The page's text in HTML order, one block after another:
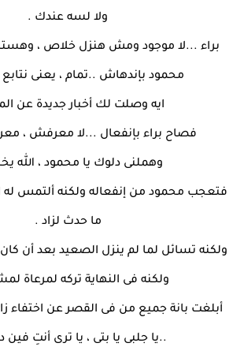
ولا لسه عندك .
براء ...لا موجود ومش هنزل خلاص ،
محمود بإندهاش ..تمام ، يعنى نتابع
ايه وصلت لك أخبار جديدة عن
فصاح براء بإنفعال ...لا معرفش ،
وهملنى دلوك يا محمود ، الله
فتعجب محمود من إنفعاله ولكنه ألتمس له
ما حدث لزاد .
ولكنه تسائل لما لم ينزل الصعيد بعد أن
ولكنه فى النهاية تركه لمرعاة
أبلغت بانة جميع من فى القصر عن اختفاء
..يا جلبى يا بتى ، يا ترى أنتِ فين